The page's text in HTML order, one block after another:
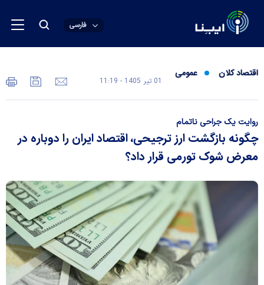
فارسی
اقتصاد کلان عمومی
01 تير 1405 - 11:19
روایت یک جراحی ناتمام
چگونه بازگشت ارز ترجیحی، اقتصاد ایران را دوباره در
معرض شوک تورمی قرار داد؟